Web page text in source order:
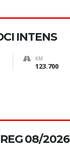
INTENS
KM
123.700
REG 08/2026